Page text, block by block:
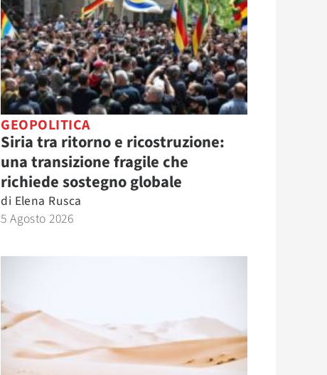
GEOPOLITICA
Siria tra ritorno e ricostruzione:
una transizione fragile che
richiede sostegno globale
di Elena Rusca
5 Agosto 2026